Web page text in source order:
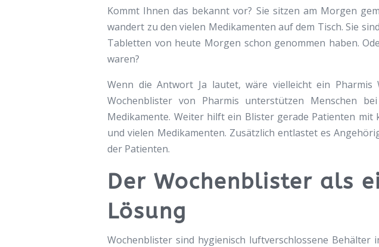
Kommt Ihnen das bekannt vor? Sie sitzen am Morgen
wandert zu den vielen Medikamenten auf dem Tisch. Sie
Tabletten von heute Morgen schon genommen haben.
waren?
Wenn die Antwort Ja lautet, wäre vielleicht ein Pharmis
Wochenblister von Pharmis unterstützen Menschen
Medikamente. Weiter hilft ein Blister gerade Patienten mit
und vielen Medikamenten. Zusätzlich entlastet es
der Patienten.
Der Wochenblister als
Lösung
Wochenblister sind hygienisch luftverschlossene Behälter